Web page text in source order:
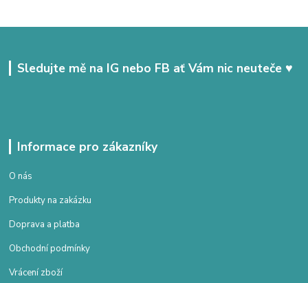
Sledujte mě na IG nebo FB ať Vám nic neuteče ♥
Informace pro zákazníky
O nás
Produkty na zakázku
Doprava a platba
Obchodní podmínky
Vrácení zboží